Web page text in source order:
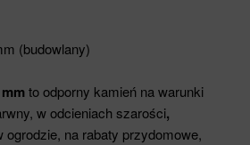
(budowlany)
to odporny kamień na warunki
w odcieniach szarości,
ogrodzie, na rabaty przydomowe,